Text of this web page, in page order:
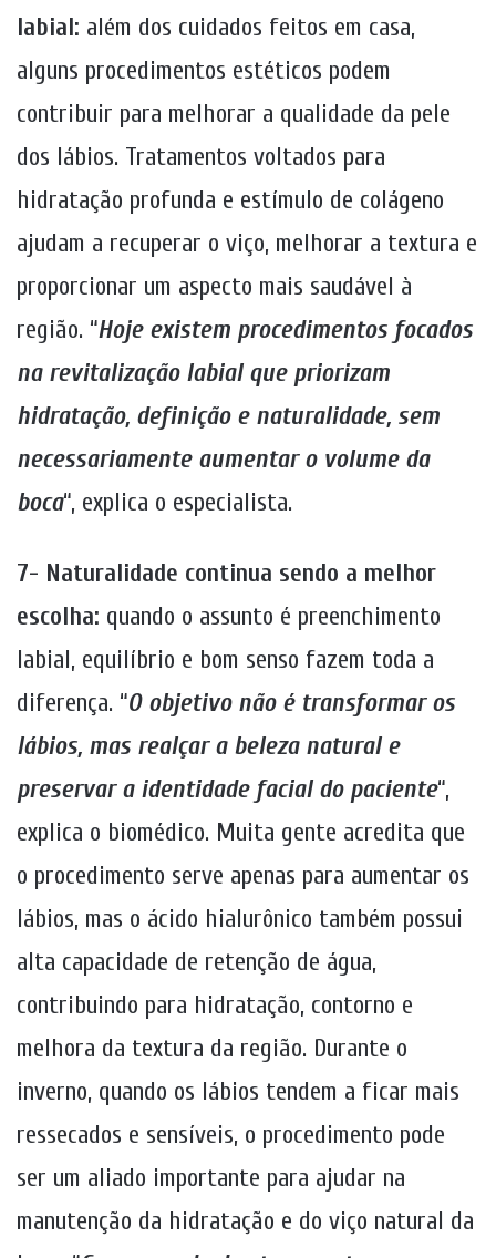
labial: além dos cuidados feitos em casa,
alguns procedimentos estéticos podem
contribuir para melhorar a qualidade da pele
dos lábios. Tratamentos voltados para
hidratação profunda e estímulo de colágeno
ajudam a recuperar o viço, melhorar a textura e
proporcionar um aspecto mais saudável à
região. “Hoje existem procedimentos focados
na revitalização labial que priorizam
hidratação, definição e naturalidade, sem
necessariamente aumentar o volume da
boca“, explica o especialista.
7- Naturalidade continua sendo a melhor
escolha: quando o assunto é preenchimento
labial, equilíbrio e bom senso fazem toda a
diferença. “O objetivo não é transformar os
lábios, mas realçar a beleza natural e
preservar a identidade facial do paciente“,
explica o biomédico. Muita gente acredita que
o procedimento serve apenas para aumentar os
lábios, mas o ácido hialurônico também possui
alta capacidade de retenção de água,
contribuindo para hidratação, contorno e
melhora da textura da região. Durante o
inverno, quando os lábios tendem a ficar mais
ressecados e sensíveis, o procedimento pode
ser um aliado importante para ajudar na
manutenção da hidratação e do viço natural da